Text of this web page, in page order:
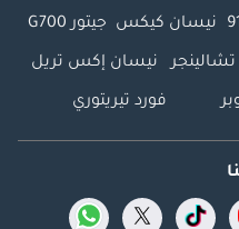
نيسان كيكس جيتور G700
نيسان إكس تريل
فورد تيريتوري